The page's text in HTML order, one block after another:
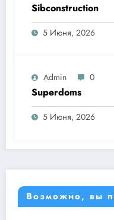
Sibconstruction
5 Июня, 2026
Admin 0
Superdoms
5 Июня, 2026
Возможно, вы